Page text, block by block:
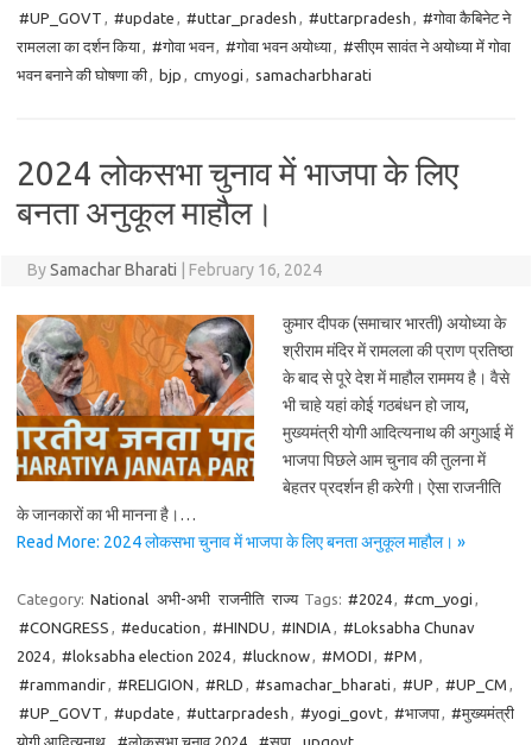
#UP_GOVT , #update , #uttar_pradesh , #uttarpradesh , #गोवा कैबिनेट ने
रामलला का दर्शन किया, #गोवा भवन, #गोवा भवन अयोध्या, #सीएम सावंत ने अयोध्या में गोवा
भवन बनाने की घोषणा की, bjp , cmyogi , samacharbharati
2024 लोकसभा चुनाव में भाजपा के लिए
बनता अनुकूल माहौल।
BySamachar Bharati February 16, 2024
कुमार दीपक (समाचार भारती) अयोध्या के
श्रीराम मंदिर में रामलला की प्राण प्रतिष्ठा
के बाद से पूरे देश में माहौल राममय है। वैसे
भी चाहे यहां कोई गठबंधन हो जाय,
मुख्यमंत्री योगी आदित्यनाथ की अगुआई में
भाजपा पिछले आम चुनाव की तुलना में
बेहतर प्रदर्शन ही करेगी। ऐसा राजनीति
के जानकारों का भी मानना है।…
Read More: 2024 लोकसभा चुनाव में भाजपा के लिए बनता अनुकूल माहौल। »
Category: National अभी-अभी राजनीति राज्य Tags: #2024, #cm_yogi ,
#CONGRESS , #education , #HINDU , #INDIA , #Loksabha Chunav
2024, #loksabha election 2024, #lucknow, #MODI , #PM ,
#rammandir, #RELIGION , #RLD , #samachar_bharati , #UP , #UP_CM ,
#UP_GOVT , #update , #uttarpradesh , #yogi_govt, #भाजपा, #मुख्यमंत्री
योगी आदित्यनाथ
#लोकसभा चुनाव 2024 #सपा upgovt